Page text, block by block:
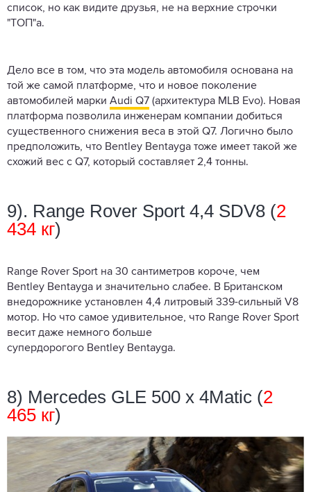
список, но как видите друзья, не на верхние строчки
"ТОП"а.
Дело все в том, что эта модель автомобиля основана на
той же самой платформе, что и новое поколение
автомобилей марки Audi Q7 (архитектура MLB Evo). Новая
платформа позволила инженерам компании добиться
существенного снижения веса в этой Q7. Логично было
предположить, что Bentley Bentayga тоже имеет такой же
схожий вес с Q7, который составляет 2,4 тонны.
9). Range Rover Sport 4,4 SDV8 (2
434 кг)
Range Rover Sport на 30 сантиметров короче, чем
Bentley Bentayga и значительно слабее. В Британском
внедорожнике установлен 4,4 литровый 339-сильный V8
мотор. Но что самое удивительное, что Range Rover Sport
весит даже немного больше
супердорогого Bentley Bentayga.
8) Mercedes GLE 500 х 4Matic (2
465 кг)